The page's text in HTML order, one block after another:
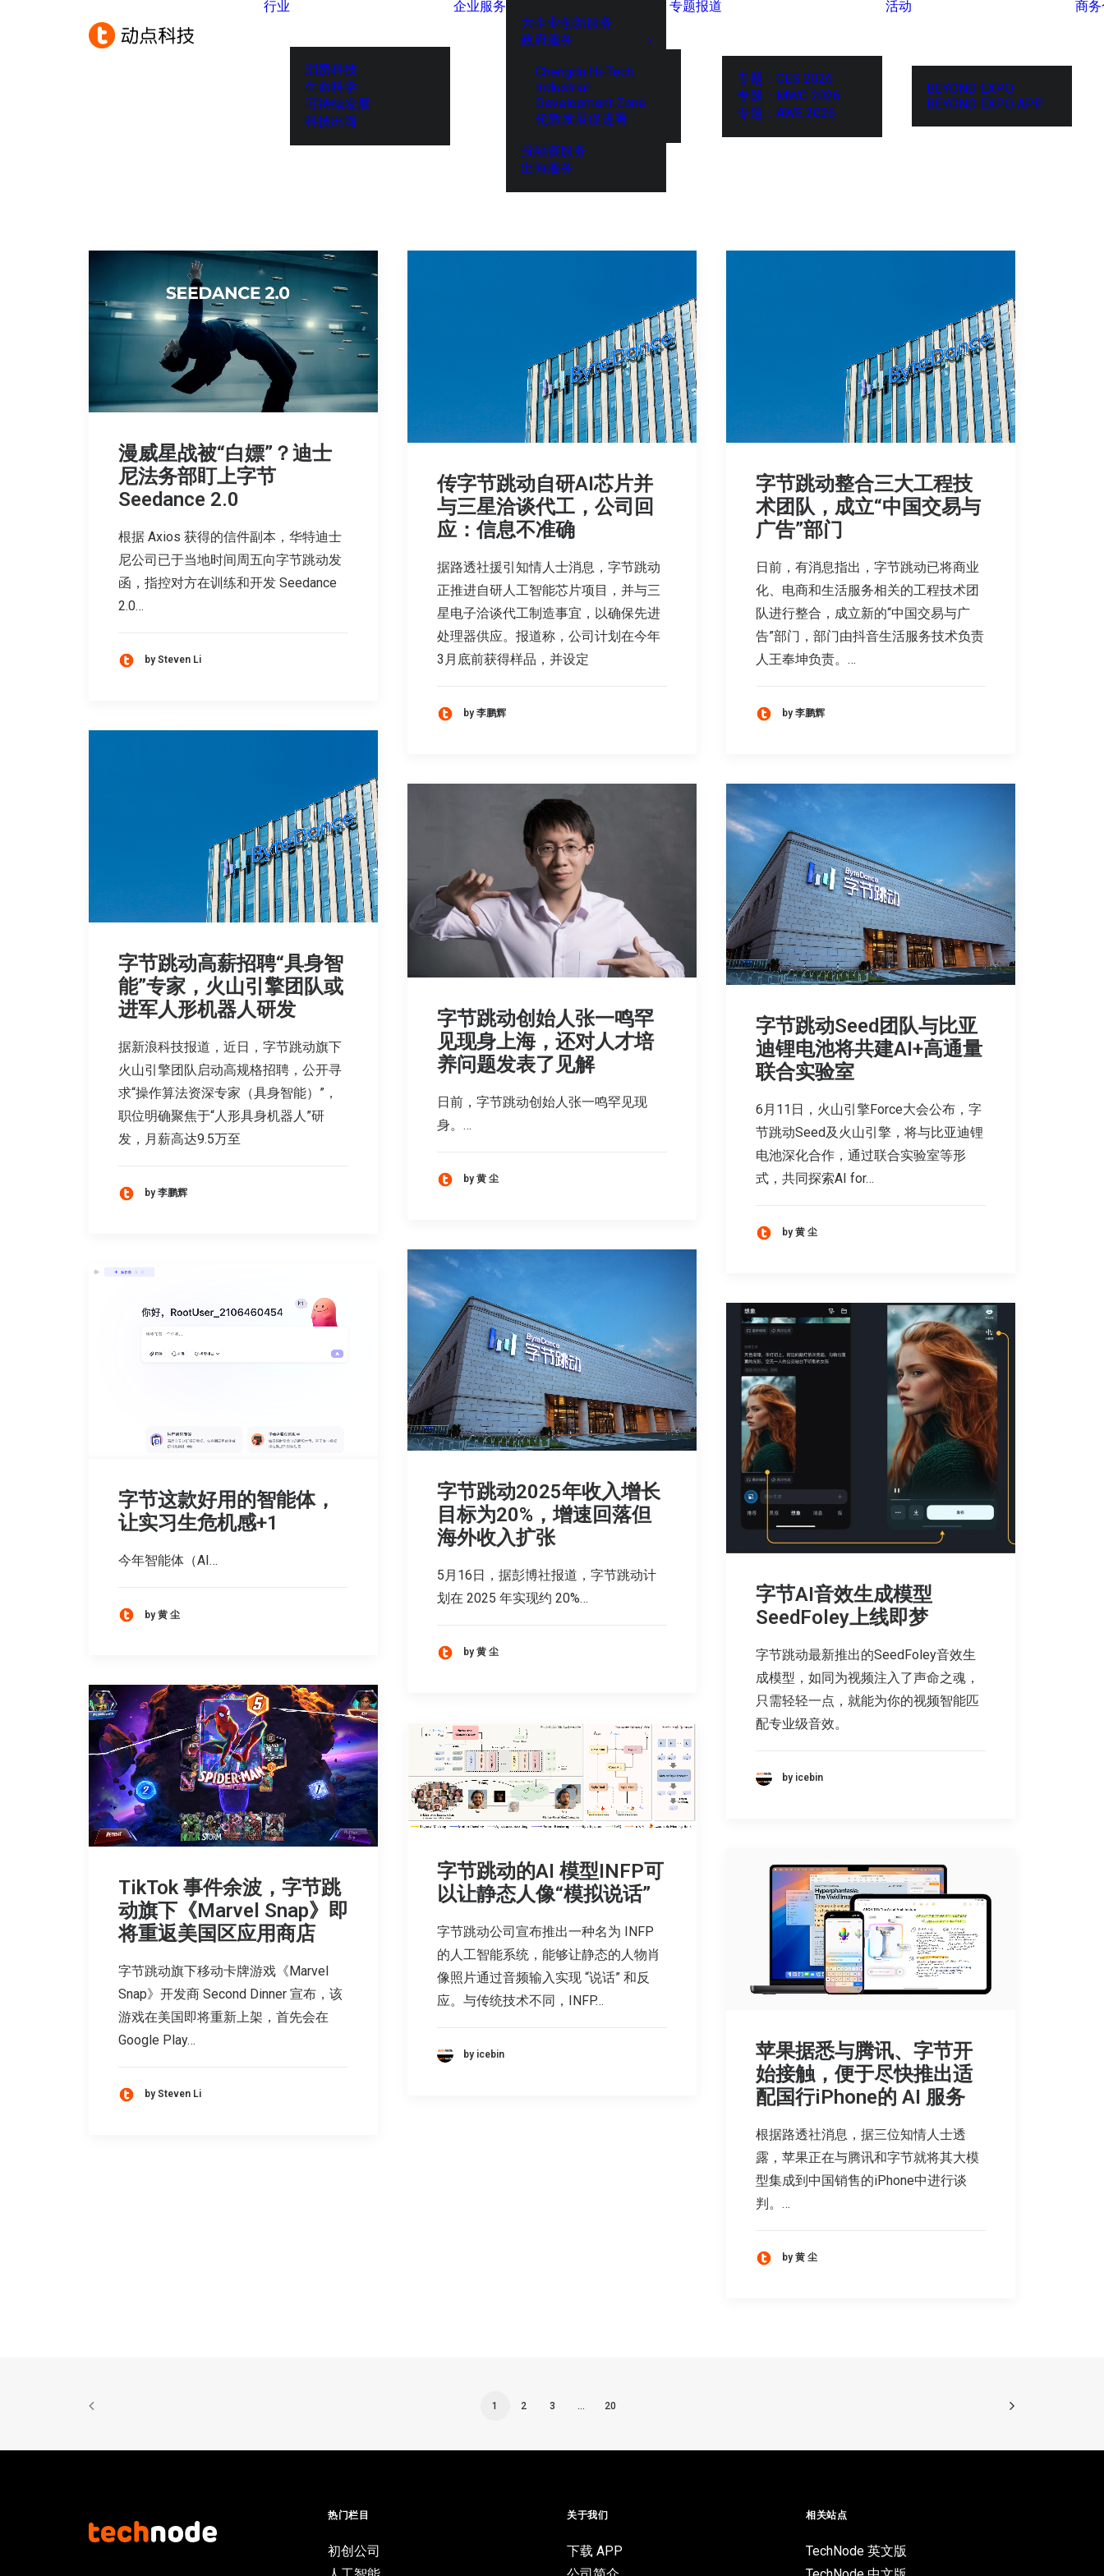
行业
消费科技
生命科学
可持续发展
科技出海
企业服务
大企业创新服务
政府服务
Chengdu Hi-Tech
Industrial
Development Zone
伦敦发展促进署
投融资服务
出海服务
专题报道
专题：CES 2026
专题：MWC 2026
专题：AWE 2026
活动
BEYOND EXPO
BEYOND EXPO APP
商
漫威星战被“白嫖”？迪士
尼法务部盯上字节
Seedance 2.0
根据 Axios 获得的信件副本，华特迪士
尼公司已于当地时间周五向字节跳动发
函，指控对方在训练和开发 Seedance
2.0…
by Steven Li
传字节跳动自研AI芯片并
与三星洽谈代工，公司回
应：信息不准确
据路透社援引知情人士消息，字节跳动
正推进自研人工智能芯片项目，并与三
星电子洽谈代工制造事宜，以确保先进
处理器供应。报道称，公司计划在今年
3月底前获得样品，并设定
by 李鹏辉
字节跳动整合三大工程技
术团队，成立“中国交易与
广告”部门
日前，有消息指出，字节跳动已将商业
化、电商和生活服务相关的工程技术团
队进行整合，成立新的“中国交易与广
告”部门，部门由抖音生活服务技术负责
人王奉坤负责。…
by 李鹏辉
字节跳动高薪招聘“具身智
能”专家，火山引擎团队或
进军人形机器人研发
据新浪科技报道，近日，字节跳动旗下
火山引擎团队启动高规格招聘，公开寻
求“操作算法资深专家（具身智能）”，
职位明确聚焦于“人形具身机器人”研
发，月薪高达9.5万至
by 李鹏辉
字节跳动创始人张一鸣罕
见现身上海，还对人才培
养问题发表了见解
日前，字节跳动创始人张一鸣罕见现
身。…
by 黄 尘
字节跳动Seed团队与比亚
迪锂电池将共建AI+高通量
联合实验室
6月11日，火山引擎Force大会公布，字
节跳动Seed及火山引擎，将与比亚迪锂
电池深化合作，通过联合实验室等形
式，共同探索AI for…
by 黄 尘
字节跳动2025年收入增长
目标为20%，增速回落但
海外收入扩张
5月16日，据彭博社报道，字节跳动计
划在 2025 年实现约 20%…
by 黄 尘
字节这款好用的智能体，
让实习生危机感+1
今年智能体（AI…
by 黄 尘
字节AI音效生成模型
SeedFoley上线即梦
字节跳动最新推出的SeedFoley音效生
成模型，如同为视频注入了声命之魂，
只需轻轻一点，就能为你的视频智能匹
配专业级音效。
by icebin
TikTok 事件余波，字节跳
动旗下《Marvel Snap》即
将重返美国区应用商店
字节跳动旗下移动卡牌游戏《Marvel
Snap》开发商 Second Dinner 宣布，该
游戏在美国即将重新上架，首先会在
Google Play…
by Steven Li
字节跳动的AI 模型INFP可
以让静态人像“模拟说话”
字节跳动公司宣布推出一种名为 INFP
的人工智能系统，能够让静态的人物肖
像照片通过音频输入实现 “说话” 和反
应。与传统技术不同，INFP…
by icebin
苹果据悉与腾讯、字节开
始接触，便于尽快推出适
配国行iPhone的 AI 服务
根据路透社消息，据三位知情人士透
露，苹果正在与腾讯和字节就将其大模
型集成到中国销售的iPhone中进行谈
判。…
by 黄 尘
1 2 3 … 20
热门栏目
初创公司
关于我们
下载 APP
相关站点
TechNode 英文版